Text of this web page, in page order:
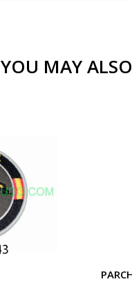
YOU MAY